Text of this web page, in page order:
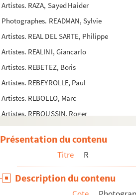
Artistes. RAZA, Sayed Haider
Photographes. READMAN, Sylvie
Artistes. REAL DEL SARTE, Philippe
Artistes. REALINI, Giancarlo
Artistes. REBETEZ, Boris
Artistes. REBEYROLLE, Paul
Artistes. REBOLLO, Marc
Artistes. REBOUSSIN, Roger
Photographes. REBUFA, Olivier
Artistes. REBULL, Joan
Artistes. REBY, Judith
Artistes. RECALCATI, Antonio
Artistes. RECH, Stéphane
Présentation du contenu
Titre R
Description du contenu